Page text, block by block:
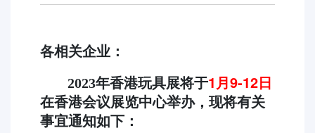
各相关企业：
2023年香港玩具展将于1月9-12日
在香港会议展览中心举办，现将有关
事宜通知如下：